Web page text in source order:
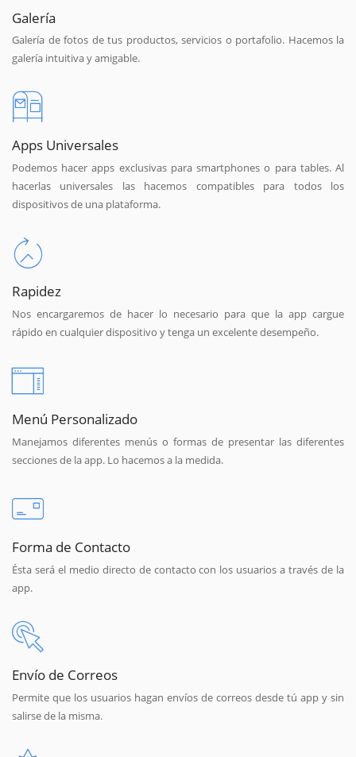
Galería
Galería de fotos de tus productos, servicios o portafolio. Hacemos la
galería intuitiva y amigable.
Apps Universales
Podemos hacer apps exclusivas para smartphones o para tables. Al
hacerlas universales las hacemos compatibles para todos los
dispositivos de una plataforma.
Rapidez
Nos encargaremos de hacer lo necesario para que la app cargue
rápido en cualquier dispositivo y tenga un excelente desempeño.
Menú Personalizado
Manejamos diferentes menús o formas de presentar las diferentes
secciones de la app. Lo hacemos a la medida.
Forma de Contacto
Ésta será el medio directo de contacto con los usuarios a través de la
app.
Envío de Correos
Permite que los usuarios hagan envíos de correos desde tú app y sin
salirse de la misma.